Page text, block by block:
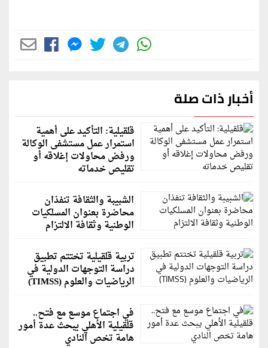
أخبار ذات صلة
قلقيلية: التأكيد على أهمية
استمرار عمل مستشفى الوكالة
ورفض محاولات إغلاقه أو
تقليص خدماته
الشبيبة والثقافة تنفذان
محاضرة بعنوان المسلكيات
الوطنية وثقافة الالتزام
تربية قلقيلية تختتم تطبيق
دراسة التوجهات الدولية في
الرياضيات والعلوم (TIMSS)
في اجتماع موسع مع فتح..
قلقيلية الأهلي يبحث عدة أمور
هامة تخص النادي